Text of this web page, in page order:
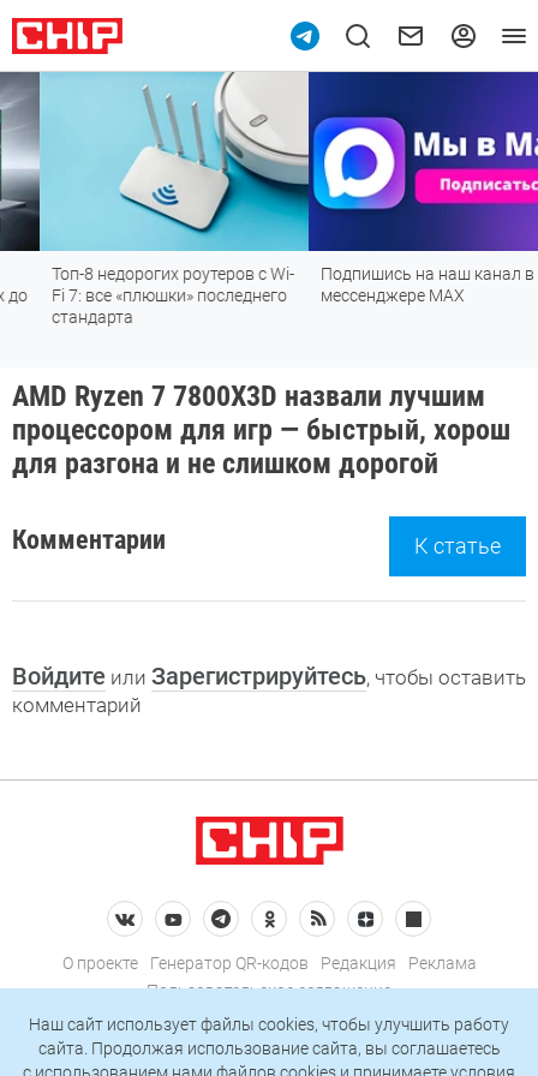
Топ-8 недорогих роутеров с Wi-
Fi 7: все «плюшки» последнего
стандарта
Подпишись на наш канал в
мессенджере МАХ
AMD Ryzen 7 7800X3D назвали лучшим
процессором для игр — быстрый, хорош
для разгона и не слишком дорогой
Комментарии К статье
Войдите или Зарегистрируйтесь, чтобы оставить
комментарий
О проекте Генератор QR-кодов Редакция
Реклама
Пользовательское соглашение
Политика конфиденциальности
Подписаться на рассылку
Наш сайт использует файлы cookies, чтобы улучшить работу
сайта. Продолжая использование сайта, вы соглашаетесь